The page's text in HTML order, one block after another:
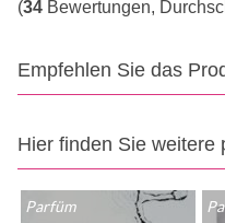
(34 Bewertungen,
Empfehlen Sie das
Hier finden Sie weitere
Parfüm